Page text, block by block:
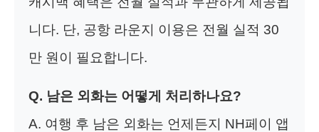
니다. 단, 공항 라운지 이용은 전월 실적 30
만 원이 필요합니다.
Q. 남은 외화는 어떻게 처리하나요?
A. 여행 후 남은 외화는 언제든지 NH페이 앱